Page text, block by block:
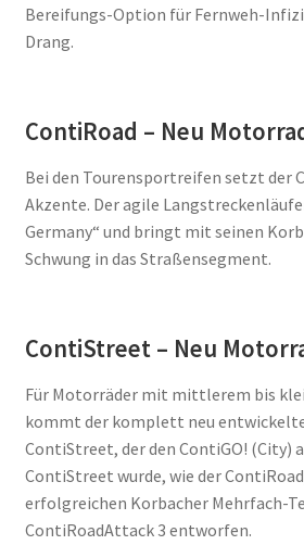
Bereifungs-Option für Fernweh-
Drang.
ContiRoad – Neu
Bei den Tourensportreifen setzt der
Akzente. Der agile
Germany“ und bringt mit seinen
Schwung in das Straßensegment.
ContiStreet – Neu
Für Motorräder mit mittlerem bis
kommt der komplett neu
ContiStreet, der den ContiGO! (City)
ContiStreet wurde, wie der
erfolgreichen Korbacher Mehrfach-
ContiRoadAttack 3 entworfen.